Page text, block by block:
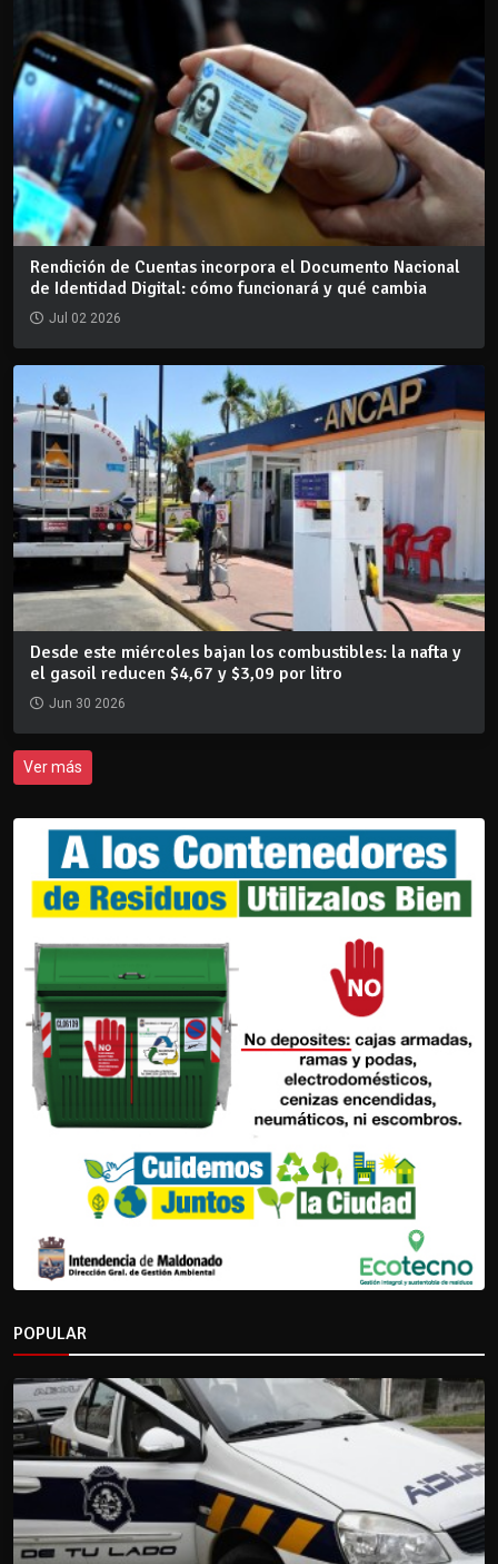
Rendición de Cuentas incorpora el Documento Nacional
de Identidad Digital: cómo funcionará y qué cambia
Jul 02 2026
Desde este miércoles bajan los combustibles: la nafta y
el gasoil reducen $4,67 y $3,09 por litro
Jun 30 2026
Ver más
POPULAR